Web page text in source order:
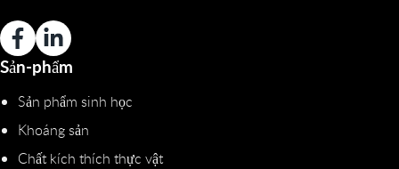
Sản-phẩm
Sản phẩm sinh học
Khoáng sản
Chất kích thích thực vật